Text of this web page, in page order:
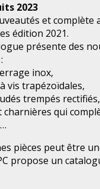
2023
et complète
édition 2021.
présente des
inox,
vis trapézoïdales,
trempés rectifiés,
charnières qui
pièces peut être
propose un